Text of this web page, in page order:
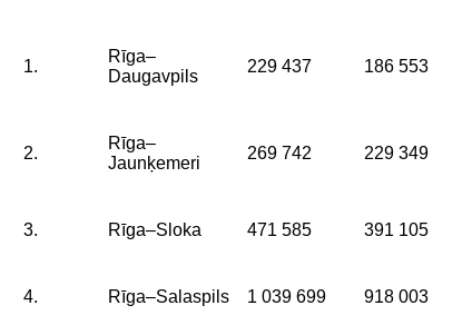
1.
Rīga–
Daugavpils
229 437 186 553
2.
Rīga–
Jaunķemeri
269 742 229 349
3. Rīga–Sloka 471 585 391 105
4. Rīga–Salaspils 1 039 699 918 003